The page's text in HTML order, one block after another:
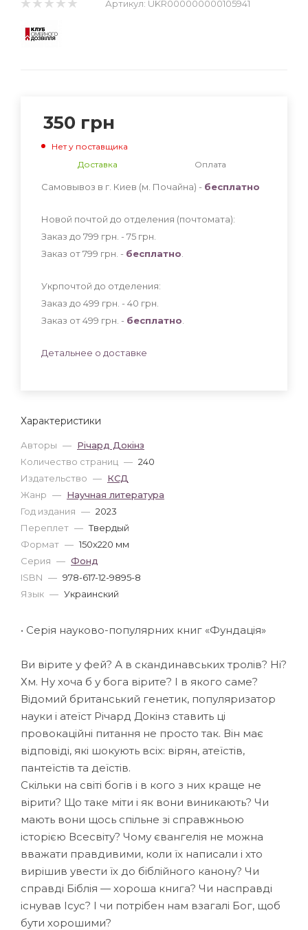
Артикул: UKR000000000105941
Характеристики
Авторы — Річард Докінз
Количество страниц — 240
Издательство — КСД
Жанр — Научная литература
Год издания — 2023
Переплет — Твердый
Формат — 150x220 мм
Серия — Фонд
ISBN — 978-617-12-9895-8
Язык — Украинский
350 грн
Нет у поставщика
Доставка
Оплата
Самовывоз в г. Киев (м. Почайна) - бесплатно
Новой почтой до отделения (почтомата):
Заказ до 799 грн. - 75 грн
Заказ от 799 грн. - бесплатно
Укрпочтой до отделения:
Заказ до 499 грн. - 40 грн
Заказ от 499 грн. - бесплатно
Детальнее о доставке
• Серія науково-популярних книг «Фундація»
Ви вірите у фей? А в скандинавських тролів? Ні?
Хм. Ну хоча б у бога вірите? І в якого саме?
Відомий британський генетик, популяризатор
науки і атеїст Річард Докінз ставить ці
провокаційні питання не просто так. Він має
відповіді, які шокують всіх: вірян, атеїстів,
пантеїстів та деїстів.
Скільки на світі богів і в кого з них краще не
вірити? Що таке міти і як вони виникають? Чи
мають вони щось спільне зі справжньою
історією Всесвіту? Чому євангелія не можна
вважати правдивими, коли їх написали і хто
вирішив увести їх до біблійного канону? Чи
справді Біблія — хороша книга? Чи насправді
існував Ісус? І чи потрібен нам взагалі Бог, щоб
бути хорошими?